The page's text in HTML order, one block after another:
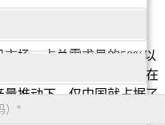
场，占总需求量的50%以
包装和制造业迅速扩张。在
推动下，仅中国就占据了
示出显着的增长，电子商